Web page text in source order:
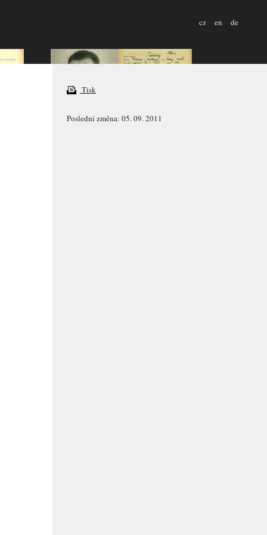
cz en de
Tisk
Poslední změna: 05. 09. 2011